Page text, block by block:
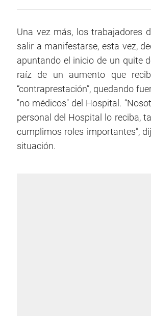
Una vez más, los trabajadores
salir a manifestarse, esta vez,
apuntando el inicio de un quite
raíz de un aumento que
“contraprestación”, quedando
"no médicos" del Hospital.
personal del Hospital lo reciba,
cumplimos roles importantes",
situación.